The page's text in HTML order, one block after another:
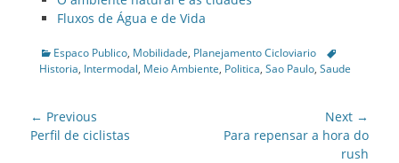
Fluxos de Água e de Vida
Categories
Espaco Publico, Mobilidade, Planejamento Cicloviario
Tags
Historia, Intermodal, Meio Ambiente, Politica, Sao Paulo, Saude
Post
navigation
← Previous
Previous
Perfil de ciclistas
Next →
NextPara repensar a hora do
rush